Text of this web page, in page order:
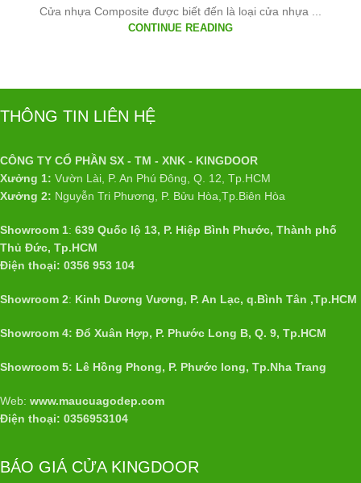
Cửa nhựa Composite được biết đến là loại cửa nhựa ...
CONTINUE READING
THÔNG TIN LIÊN HỆ
CÔNG TY CỔ PHẦN SX - TM - XNK - KINGDOOR
Xưởng 1: Vườn Lài, P. An Phú Đông, Q. 12, Tp.HCM
Xưởng 2: Nguyễn Tri Phương, P. Bửu Hòa,Tp.Biên Hòa
Showroom 1: 639 Quốc lộ 13, P. Hiệp Bình Phước, Thành phố
Thủ Đức, Tp.HCM
Điện thoại: 0356 953 104
Showroom 2: Kinh Dương Vương, P. An Lạc, q.Bình Tân ,Tp.HCM
Showroom 4: Đổ Xuân Hợp, P. Phước Long B, Q. 9, Tp.HCM
Showroom 5: Lê Hồng Phong, P. Phước long, Tp.Nha Trang
Web: www.maucuagodep.com
Điện thoại: 0356953104
BÁO GIÁ CỬA KINGDOOR